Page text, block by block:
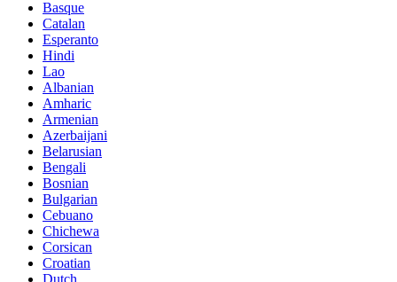
Basque
Catalan
Esperanto
Hindi
Lao
Albanian
Amharic
Armenian
Azerbaijani
Belarusian
Bengali
Bosnian
Bulgarian
Cebuano
Chichewa
Corsican
Croatian
Dutch